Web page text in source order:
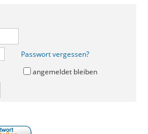
Passwort vergessen?
angemeldet bleiben